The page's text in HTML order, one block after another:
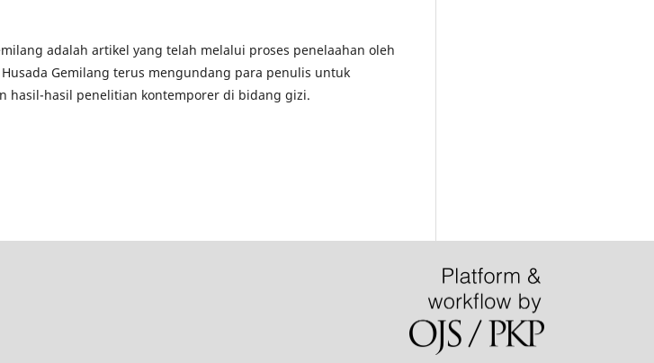
adalah artikel yang telah melalui proses penelaahan oleh
Gemilang terus mengundang para penulis untuk
hasil-hasil penelitian kontemporer di bidang gizi.